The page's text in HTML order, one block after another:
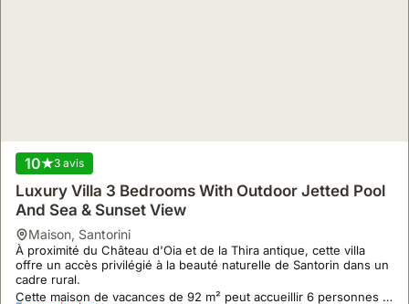
Simantiri Private Villa
maison Santorini
À seulement 100 mètres de la Caldeira, cette villa authentique de
style cycladique se trouve dans le paisible village de Mégalochóri,
offrant une expérience unique à Santorin.
Cette maison de vacances de 98 m² dispose de 3 chambres et
10 3 avis
Luxury Villa 3 Bedrooms With Outdoor Jetted Pool
And Sea & Sunset View
maison, Santorini
À proximité du Château d'Oia et de la Thira antique, cette villa
offre un accès privilégié à la beauté naturelle de Santorin dans un
cadre rural.
Cette maison de vacances de 92 m² peut accueillir 6 personnes et